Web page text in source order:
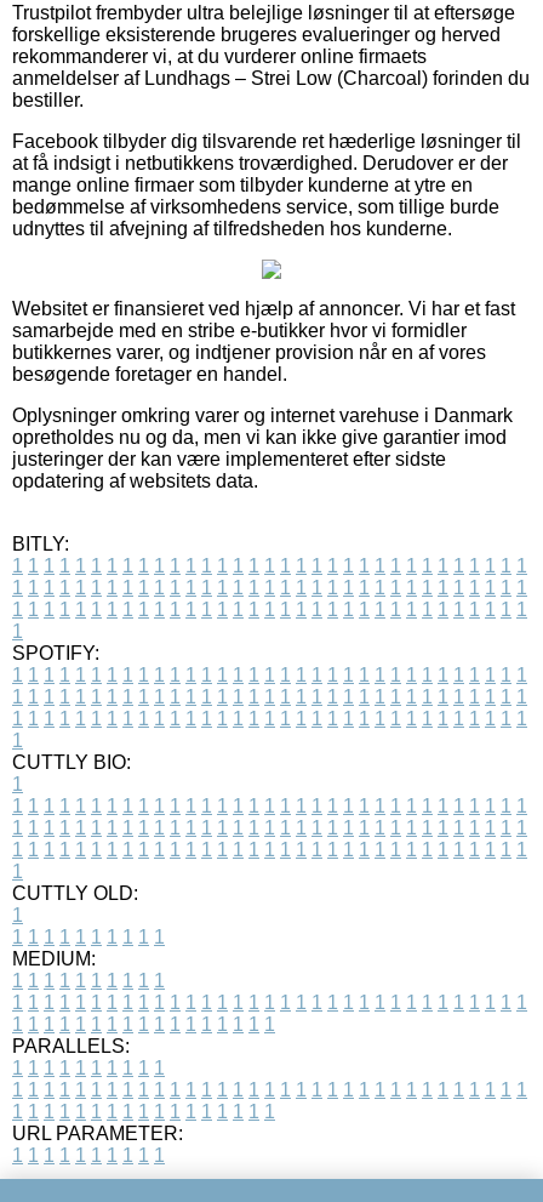
Trustpilot frembyder ultra belejlige løsninger til at eftersøge
forskellige eksisterende brugeres evalueringer og herved
rekommanderer vi, at du vurderer online firmaets
anmeldelser af Lundhags – Strei Low (Charcoal) forinden du
bestiller.
Facebook tilbyder dig tilsvarende ret hæderlige løsninger til
at få indsigt i netbutikkens troværdighed. Derudover er der
mange online firmaer som tilbyder kunderne at ytre en
bedømmelse af virksomhedens service, som tillige burde
udnyttes til afvejning af tilfredsheden hos kunderne.
Websitet er finansieret ved hjælp af annoncer. Vi har et fast
samarbejde med en stribe e-butikker hvor vi formidler
butikkernes varer, og indtjener provision når en af vores
besøgende foretager en handel.
Oplysninger omkring varer og internet varehuse i Danmark
opretholdes nu og da, men vi kan ikke give garantier imod
justeringer der kan være implementeret efter sidste
opdatering af websitets data.
BITLY:
1 1 1 1 1 1 1 1 1 1 1 1 1 1 1 1 1 1 1 1 1 1 1 1 1 1 1 1 1 1 1 1 1
1 1 1 1 1 1 1 1 1 1 1 1 1 1 1 1 1 1 1 1 1 1 1 1 1 1 1 1 1 1 1 1 1
1 1 1 1 1 1 1 1 1 1 1 1 1 1 1 1 1 1 1 1 1 1 1 1 1 1 1 1 1 1 1 1 1
1
SPOTIFY:
1 1 1 1 1 1 1 1 1 1 1 1 1 1 1 1 1 1 1 1 1 1 1 1 1 1 1 1 1 1 1 1 1
1 1 1 1 1 1 1 1 1 1 1 1 1 1 1 1 1 1 1 1 1 1 1 1 1 1 1 1 1 1 1 1 1
1 1 1 1 1 1 1 1 1 1 1 1 1 1 1 1 1 1 1 1 1 1 1 1 1 1 1 1 1 1 1 1 1
1
CUTTLY BIO:
1
1 1 1 1 1 1 1 1 1 1 1 1 1 1 1 1 1 1 1 1 1 1 1 1 1 1 1 1 1 1 1 1 1
1 1 1 1 1 1 1 1 1 1 1 1 1 1 1 1 1 1 1 1 1 1 1 1 1 1 1 1 1 1 1 1 1
1 1 1 1 1 1 1 1 1 1 1 1 1 1 1 1 1 1 1 1 1 1 1 1 1 1 1 1 1 1 1 1 1
1
CUTTLY OLD:
1
1 1 1 1 1 1 1 1 1 1
MEDIUM:
1 1 1 1 1 1 1 1 1 1
1 1 1 1 1 1 1 1 1 1 1 1 1 1 1 1 1 1 1 1 1 1 1 1 1 1 1 1 1 1 1 1 1
1 1 1 1 1 1 1 1 1 1 1 1 1 1 1 1 1
PARALLELS:
1 1 1 1 1 1 1 1 1 1
1 1 1 1 1 1 1 1 1 1 1 1 1 1 1 1 1 1 1 1 1 1 1 1 1 1 1 1 1 1 1 1 1
1 1 1 1 1 1 1 1 1 1 1 1 1 1 1 1 1
URL PARAMETER:
1 1 1 1 1 1 1 1 1 1